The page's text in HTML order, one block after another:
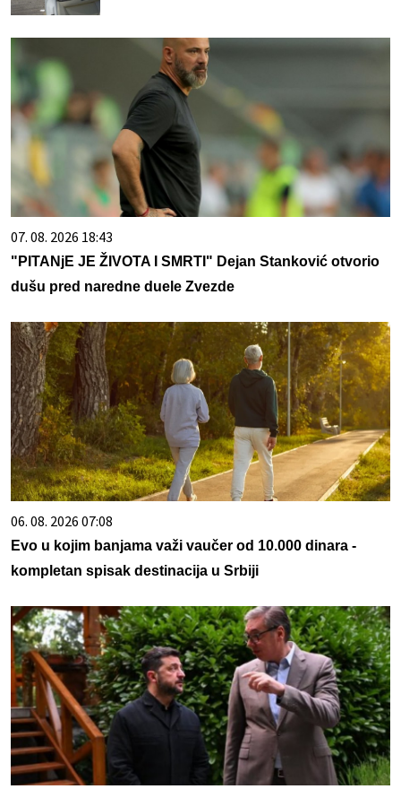
07. 08. 2026 18:43
"PITANjE JE ŽIVOTA I SMRTI" Dejan Stanković otvorio
dušu pred naredne duele Zvezde
06. 08. 2026 07:08
Evo u kojim banjama važi vaučer od 10.000 dinara -
kompletan spisak destinacija u Srbiji